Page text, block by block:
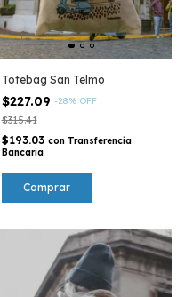
Totebag San Telmo
$227.09 -28% OFF
$315.41
$193.03 con Transferencia
Bancaria